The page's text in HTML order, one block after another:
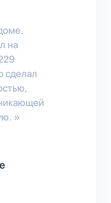
на
сделал
»